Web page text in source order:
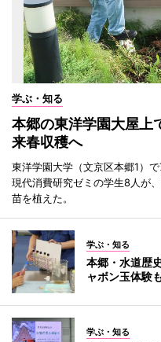
学ぶ・知る
本郷の東洋学園大屋上
来春収穫へ
東洋学園大学（文京区本郷1）
現代消費研究ゼミの学生8人が
苗を植えた。
学ぶ・知る
本郷・水道歴
ャボン玉体験
学ぶ・知る